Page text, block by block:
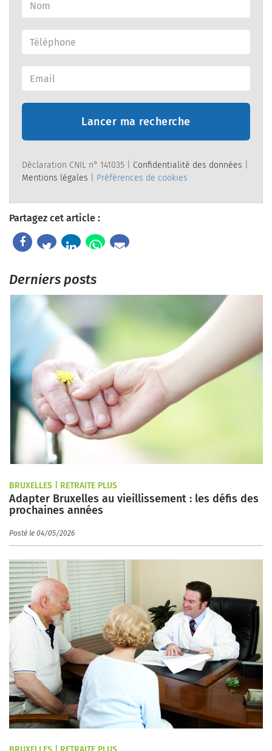
Lancer ma recherche
Déclaration CNIL n° 141035 | Confidentialité des données
Mentions légales
Préférences de cookies
Partagez cet article :
Derniers posts
BRUXELLES | RETRAITE PLUS
Adapter Bruxelles au vieillissement : les défis des
prochaines années
Posté le 04/05/2026